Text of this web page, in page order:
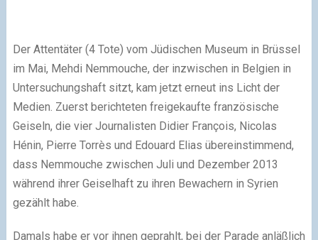
Der Attentäter (4 Tote) vom Jüdischen Museum in Brüssel
im Mai, Mehdi Nemmouche, der inzwischen in Belgien in
Untersuchungshaft sitzt, kam jetzt erneut ins Licht der
Medien. Zuerst berichteten freigekaufte französische
Geiseln, die vier Journalisten Didier François, Nicolas
Hénin, Pierre Torrès und Edouard Elias übereinstimmend,
dass Nemmouche zwischen Juli und Dezember 2013
während ihrer Geiselhaft zu ihren Bewachern in Syrien
gezählt habe.
Damals habe er vor ihnen geprahlt, bei der Parade anläßlich